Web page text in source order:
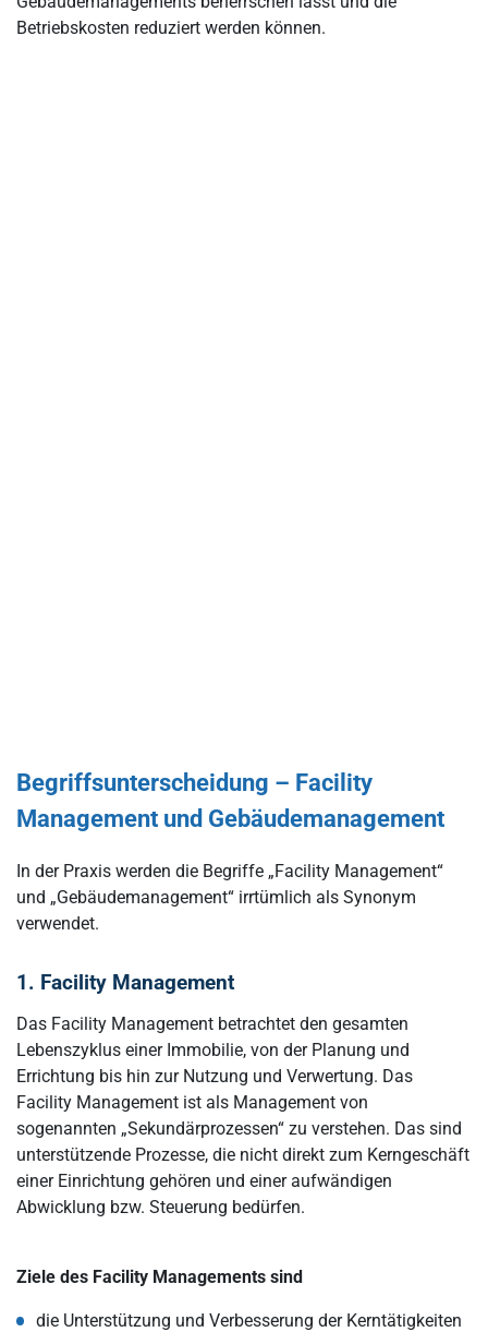
Betriebskosten reduziert werden können.
Begriffsunterscheidung – Facility
Management und Gebäudemanagement
In der Praxis werden die Begriffe „Facility Management“
und „Gebäudemanagement“ irrtümlich als Synonym
verwendet.
1. Facility Management
Das Facility Management betrachtet den gesamten
Lebenszyklus einer Immobilie, von der Planung und
Errichtung bis hin zur Nutzung und Verwertung. Das
Facility Management ist als Management von
sogenannten „Sekundärprozessen“ zu verstehen. Das sind
unterstützende Prozesse, die nicht direkt zum Kerngeschäft
einer Einrichtung gehören und einer aufwändigen
Abwicklung bzw. Steuerung bedürfen.
Ziele des Facility Managements sind
die Unterstützung und Verbesserung der Kerntätigkeiten